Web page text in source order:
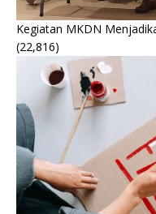
Kegiatan MKDN
(22,816)